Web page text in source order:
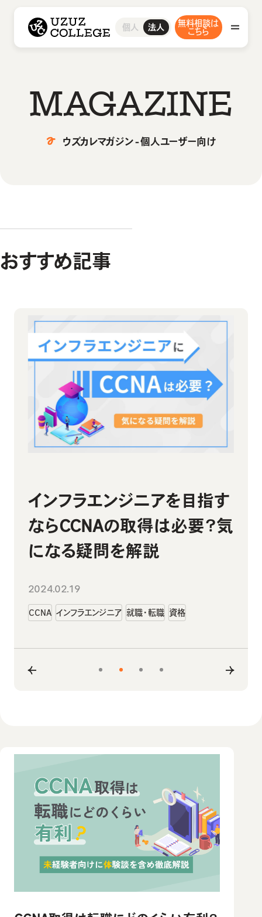
ウズウズカレッジ UZUZ COLLEGE
個人 法人
無料相談は
こちら
研修サービス
グループ研修サービス
開発エンジニア研修
1on1研修サービス
採用支援サービス 人材紹介サービス
事例・ブログ
導入事例インタビュー
ウズカレについて
会社概要
私たちの想い・強み
お問い合わせ
お問い合わせ
グループ研修サービス
助成金診断フォーム
ウズカレマガジン
会社概要
お問い合わせ
よくあるご質問
MAGAZIN E
ウズカレマガジン - 個人ユーザー向け
おすすめ記事
LinuCレベル1の試験概要｜
出題範囲や難易度などを解
説
2024.02.22
LinuC 勉強方法 資格
インフラエンジニアを目指す
ならCCNAの取得は必要？気
になる疑問を解説
2024.02.19
CCNA インフラエンジニア 就職・転職 資格
CCNAの資格取得・学習にお
すすめのスクール14選｜選
び方のポイントも解説
2024.02.14
CCNA 資格
インフラエンジニアが最強な
理由を徹底解説
2024.01.30
インフラエンジニア